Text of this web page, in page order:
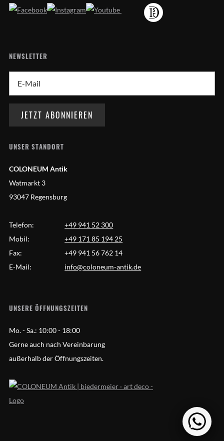
NEWSLETTER
UNSER STANDORT
COLONEUM Antik
Watmarkt 3
93047 Regensburg
Telefon:
+49 941 52 300
Mobil:
+49 171 85 194 25
Fax:
+49 941 56 762 14
E-Mail:
info@coloneum-antik.de
UNSERE ÖFFNUNGSZEITEN
Mo. - Sa.: 10:00 - 18:00
Gerne auch nach Vereinbarung
außerhalb der Öffnungszeiten.